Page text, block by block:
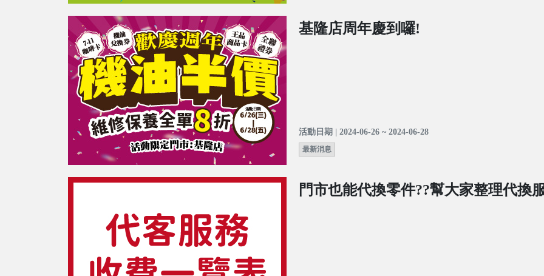
基隆店周年慶到囉!
活動日期 | 2024-06-26 ~ 2024-06-28
最新消息
門市也能代換零件??幫大家整理代換